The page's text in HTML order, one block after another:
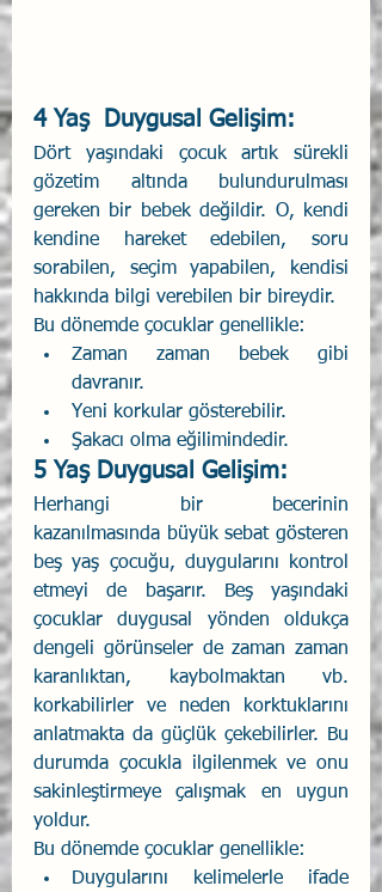
4 Yaş  Duygusal Gelişim:
Dört yaşındaki çocuk artık sürekli
gözetim altında bulundurulması
gereken bir bebek değildir. O, kendi
kendine hareket edebilen, soru
sorabilen, seçim yapabilen, kendisi
hakkında bilgi verebilen bir bireydir.
Bu dönemde çocuklar genellikle:
Zaman zaman bebek gibi
davranır.
Yeni korkular gösterebilir.
Şakacı olma eğilimindedir.
5 Yaş Duygusal Gelişim:
Herhangi bir becerinin
kazanılmasında büyük sebat gösteren
beş yaş çocuğu, duygularını kontrol
etmeyi de başarır. Beş yaşındaki
çocuklar duygusal yönden oldukça
dengeli görünseler de zaman zaman
karanlıktan, kaybolmaktan vb.
korkabilirler ve neden korktuklarını
anlatmakta da güçlük çekebilirler. Bu
durumda çocukla ilgilenmek ve onu
sakinleştirmeye çalışmak en uygun
yoldur.
Bu dönemde çocuklar genellikle:
Duygularını kelimelerle ifade